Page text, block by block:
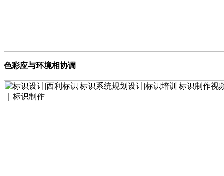
色彩应与环境相协调